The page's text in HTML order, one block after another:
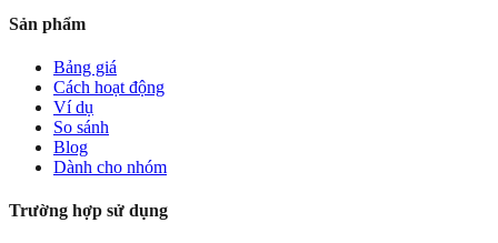
Sản phẩm
Bảng giá
Cách hoạt động
Ví dụ
So sánh
Blog
Dành cho nhóm
Trường hợp sử dụng